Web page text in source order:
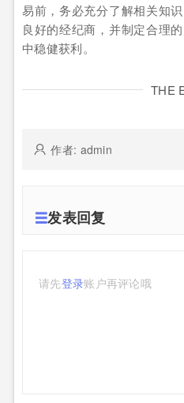
易前，务必充分了解相关知
良好的经纪商，并制定合理
中稳健获利。
THE
作者: admin
发表回复
请先登录账户再评论哦